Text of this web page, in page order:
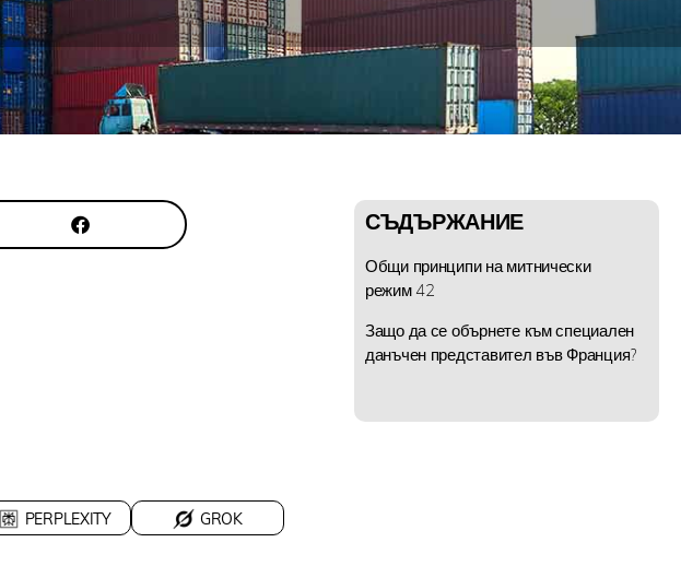
PERPLEXITY GROK
СЪДЪРЖАНИЕ
Общи принципи на митнически
режим 42
Защо да се обърнете към специален
данъчен представител във Франция?